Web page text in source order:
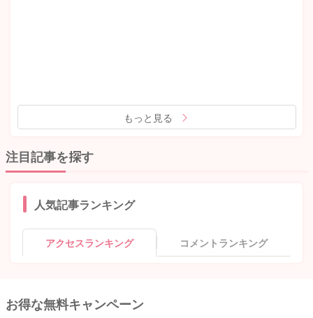
もっと見る
注目記事を探す
人気記事ランキング
アクセスランキング コメントランキング
お得な無料キャンペーン